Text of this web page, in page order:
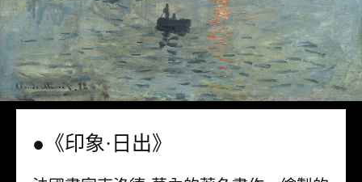
●《印象·日出》